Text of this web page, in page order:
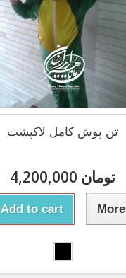
تن پوش کامل لاکپشت
4,200,000 تومان
Add to cart More